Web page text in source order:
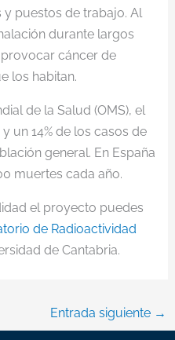
puestos de trabajo. Al
durante largos
cáncer de
los habitan.
de la Salud (OMS), el
un 14% de los casos de
general. En España
muertes cada año.
el proyecto puedes
de Radioactividad
de Cantabria.
Entrada siguiente →